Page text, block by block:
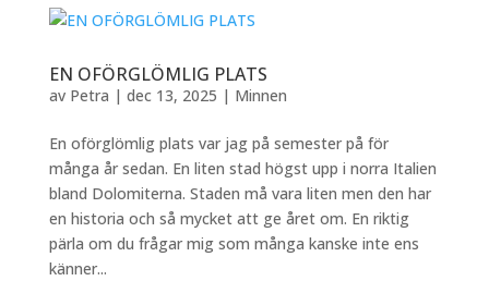
EN OFÖRGLÖMLIG PLATS
av Petra | dec 13, 2025 | Minnen
En oförglömlig plats var jag på semester på för
många år sedan. En liten stad högst upp i norra Italien
bland Dolomiterna. Staden må vara liten men den har
en historia och så mycket att ge året om. En riktig
pärla om du frågar mig som många kanske inte ens
känner...